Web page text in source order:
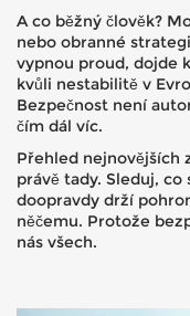
A co běžný člověk?
nebo obranné
vypnou proud, dojde
kvůli nestabilitě v
Bezpečnost není
čím dál víc.
Přehled nejnovějších
právě tady. Sleduj, co
doopravdy drží
něčemu. Protože
nás všech.